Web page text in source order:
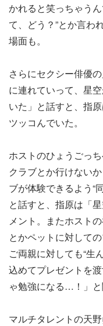
かれると笑っちゃう
て、どう？”とか言わ
場面も。
さらにセクシー俳優
に連れていって、星
いた」と話すと、指
ツッコんでいた。
ホストのひょうごっ
クラブとか行けない
ブが体験できるよう“
と話すと、指原は「
メント。またホスト
とかペットに対して
ご両親に対しても“生
込めてプレゼントを
ゃ勉強になる…！」と
マルチタレントの天